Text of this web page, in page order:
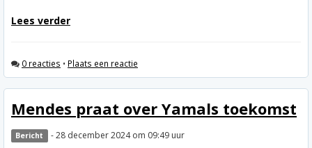
Lees verder
0 reacties • Plaats een reactie
Mendes praat over Yamals toekomst
Bericht - 28 december 2024 om 09:49 uur